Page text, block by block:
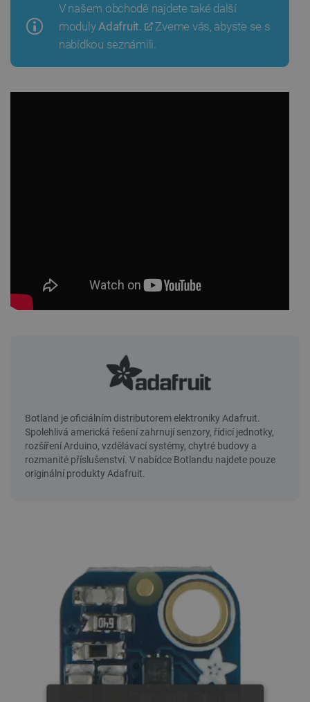
V našem obchodě najdete také další
moduly Adafruit.
Zveme vás, abyste se s
nabídkou seznámili.